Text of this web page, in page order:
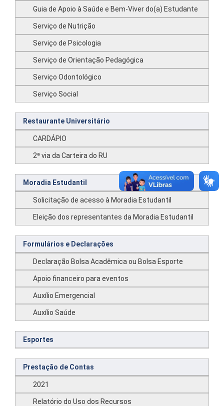
Guia de Apoio à Saúde e Bem-Viver do(a) Estudante
Serviço de Nutrição
Serviço de Psicologia
Serviço de Orientação Pedagógica
Serviço Odontológico
Serviço Social
Restaurante Universitário
CARDÁPIO
2ª via da Carteira do RU
Moradia Estudantil
Solicitação de acesso à Moradia Estudantil
Eleição dos representantes da Moradia Estudantil
Formulários e Declarações
Declaração Bolsa Acadêmica ou Bolsa Esporte
Apoio financeiro para eventos
Auxílio Emergencial
Auxílio Saúde
Esportes
Prestação de Contas
2021
Relatório do Uso dos Recursos